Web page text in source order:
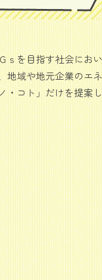
を目指す社会にお
地域や地元企業のエ
コト」だけを提案